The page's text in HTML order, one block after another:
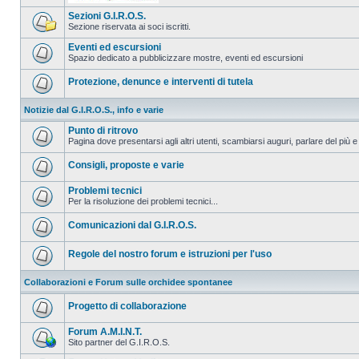
Sezioni G.I.R.O.S.
Sezione riservata ai soci iscritti.
Eventi ed escursioni
Spazio dedicato a pubblicizzare mostre, eventi ed escursioni
Protezione, denunce e interventi di tutela
Notizie dal G.I.R.O.S., info e varie
Punto di ritrovo
Pagina dove presentarsi agli altri utenti, scambiarsi auguri, parlare del più e
Consigli, proposte e varie
Problemi tecnici
Per la risoluzione dei problemi tecnici...
Comunicazioni dal G.I.R.O.S.
Regole del nostro forum e istruzioni per l'uso
Collaborazioni e Forum sulle orchidee spontanee
Progetto di collaborazione
Forum A.M.I.N.T.
Sito partner del G.I.R.O.S.